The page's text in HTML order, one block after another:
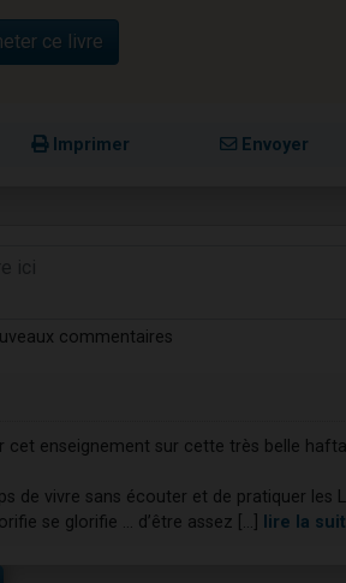
ce livre
Imprimer Envoyer
commentaires
cet enseignement sur cette très belle
de vivre sans écouter et de pratiquer les
se glorifie … d’être assez [...]
lire la